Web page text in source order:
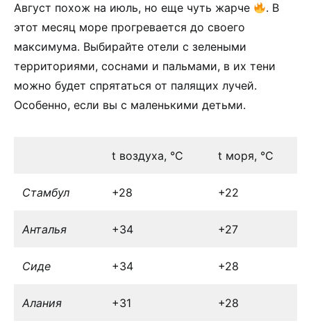
Август похож на июль, но еще чуть жарче
. В
этот месяц море прогревается до своего
максимума. Выбирайте отели с зелеными
территориями, соснами и пальмами, в их тени
можно будет спрятаться от палящих лучей.
Особенно, если вы с маленькими детьми.
t воздуха, °С t моря, °С
Стамбул +28 +22
Анталья +34 +27
Сиде +34 +28
Алания +31 +28